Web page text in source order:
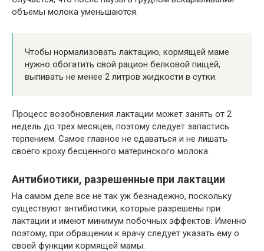
объемы молока уменьшаются.
Чтобы нормализовать лактацию, кормящей маме
нужно обогатить свой рацион белковой пищей,
выпивать не менее 2 литров жидкости в сутки.
Процесс возобновления лактации может занять от 2
недель до трех месяцев, поэтому следует запастись
терпением. Самое главное не сдаваться и не лишать
своего кроху бесценного материнского молока.
Антибиотики, разрешенные при лактации
На самом деле все не так уж безнадежно, поскольку
существуют антибиотики, которые разрешены при
лактации и имеют минимум побочных эффектов. Именно
поэтому, при обращении к врачу следует указать ему о
своей функции кормящей мамы.